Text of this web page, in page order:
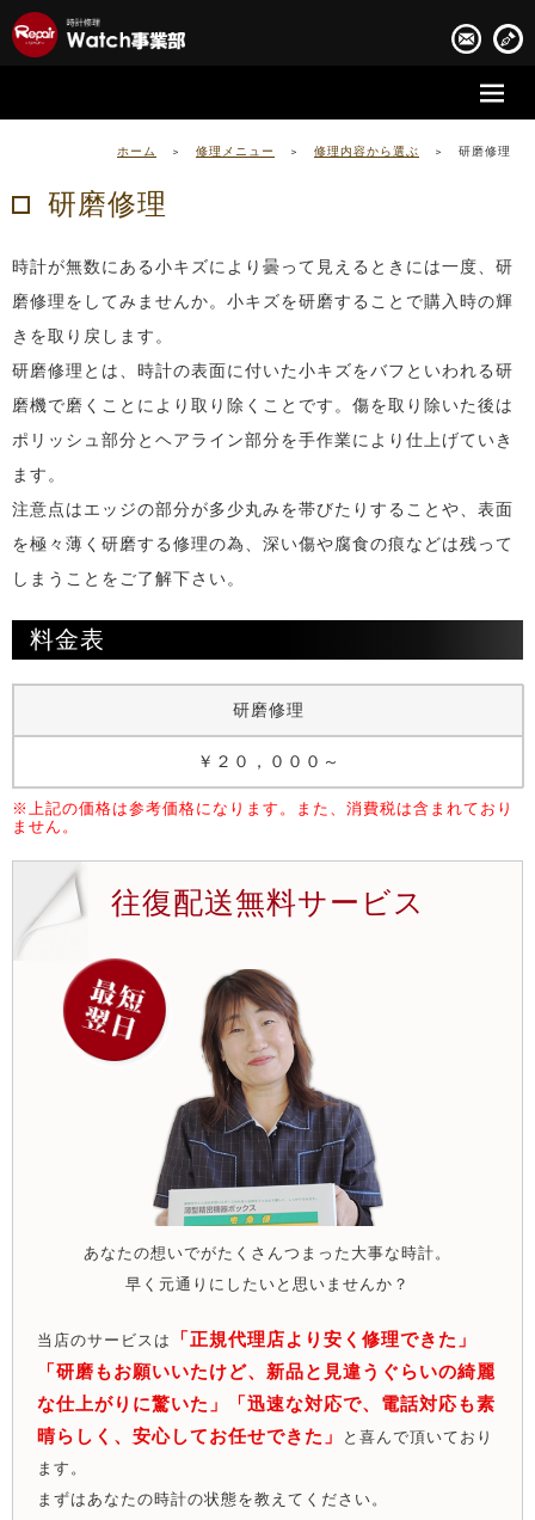
時計修理の流れ
時計修理実績
会社案内
ホーム > 修理メニュー > 修理内容から選ぶ > 研磨修理
研磨修理
時計が無数にある小キズにより曇って見えるときには一度、研
磨修理をしてみませんか。小キズを研磨することで購入時の輝
きを取り戻します。
研磨修理とは、時計の表面に付いた小キズをバフといわれる研
磨機で磨くことにより取り除くことです。傷を取り除いた後は
ポリッシュ部分とヘアライン部分を手作業により仕上げていき
ます。
注意点はエッジの部分が多少丸みを帯びたりすることや、表面
を極々薄く研磨する修理の為、深い傷や腐食の痕などは残って
しまうことをご了解下さい。
料金表
研磨修理
￥２０，０００～
※上記の価格は参考価格になります。また、消費税は含まれており
ません。
往復配送無料サービス
あなたの想いでがたくさんつまった大事な時計。
早く元通りにしたいと思いませんか？
当店のサービスは
「正規代理店より安く修理できた」
「研磨もお願いいたけど、新品と見違うぐらいの綺麗
な仕上がりに驚いた」「迅速な対応で、電話対応も素
晴らしく、安心してお任せできた」
と喜んで頂いており
ます。
まずはあなたの時計の状態を教えてください。